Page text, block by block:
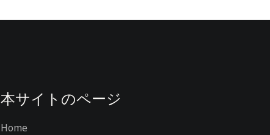
本サイトのページ
Home